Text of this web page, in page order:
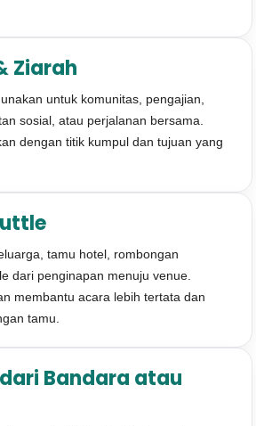
Ziarah
untuk komunitas, pengajian,
sosial, atau perjalanan bersama.
dengan titik kumpul dan tujuan yang
tamu hotel, rombongan
dari penginapan menuju venue.
membantu acara lebih tertata dan
tamu.
Bandara atau